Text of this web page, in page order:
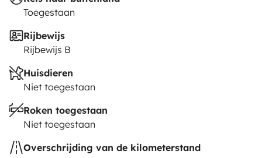
Toegestaan
Rijbewijs
Rijbewijs B
Huisdieren
Niet toegestaan
Roken toegestaan
Niet toegestaan
Overschrijding van de kilometerstand